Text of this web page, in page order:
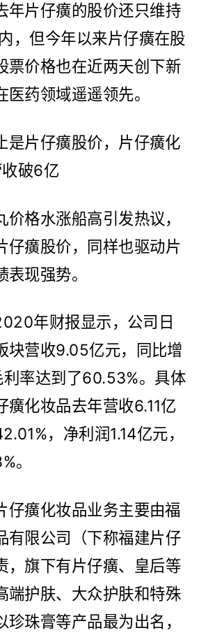
年片仔癀的股价还只维持
，但今年以来片仔癀在股
票价格也在近两天创下新
医药领域遥遥领先。
是片仔癀股价，片仔癀化
破6亿
价格水涨船高引发热议，
仔癀股价，同样也驱动片
现强势。
年财报显示，公司日
块营收9.05亿元，同比增
率达到了60.53%。具体
癀化妆品去年营收6.11亿
，净利润1.14亿元，
。
仔癀化妆品业务主要由福
有限公司（下称福建片仔
，旗下有片仔癀、皇后等
端护肤、大众护肤和特殊
珍珠膏等产品最为出名，